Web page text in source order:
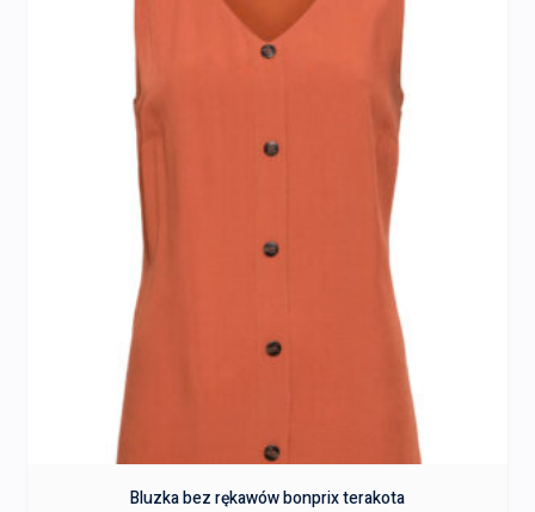
Bluzka bez rękawów bonprix terakota